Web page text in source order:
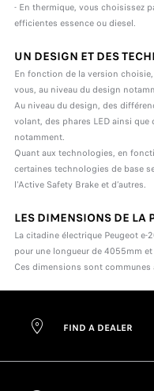
- En thermique, vous choisissez
efficientes essence ou diesel.
UN DESIGN ET DES
En fonction de la version
vous, au niveau du design
Au niveau du design, des
volant, des phares LED ainsi
notamment.
Quant aux technologies, en
certaines technologies de base
l'Active Safety Brake et d’autres.
LES DIMENSIONS DE LA
La citadine électrique Peugeot
pour une longueur de 4055mm
Ces dimensions sont
FIND A DEALER